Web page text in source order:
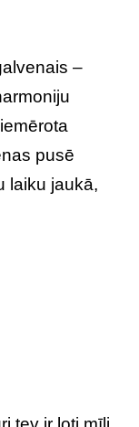
–
pusē
laiku jaukā,